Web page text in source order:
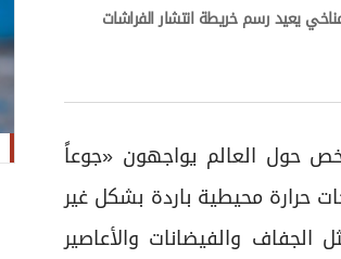
يعيد رسم خريطة انتشار الفراشات
التابعة للأمم المتحدة «الفاو»، من أن نحو 282 مليون شخص حول العالم يواجهون «جوعاً
حرارة محيطية باردة بشكل غير
والفيضانات والأعاصير